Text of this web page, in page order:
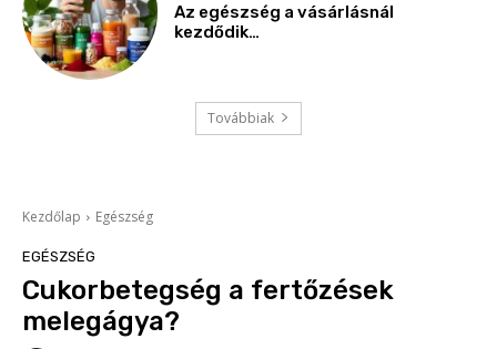
Az egészség a vásárlásnál
kezdődik…
Továbbiak